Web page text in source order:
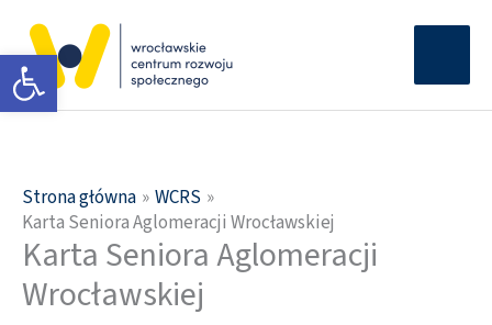
Otwórz pasek narzędzi
treści
Strona główna
WCRS
Karta Seniora Aglomeracji Wrocławskiej
Karta Seniora Aglomeracji
Wrocławskiej